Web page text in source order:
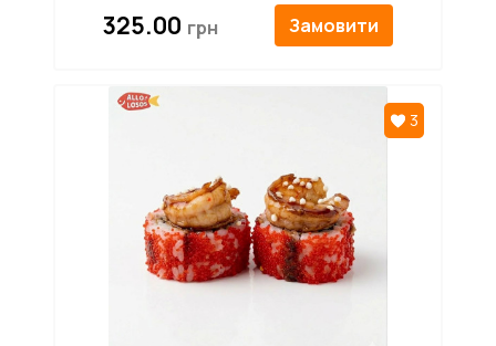
325.00 Замовити
3